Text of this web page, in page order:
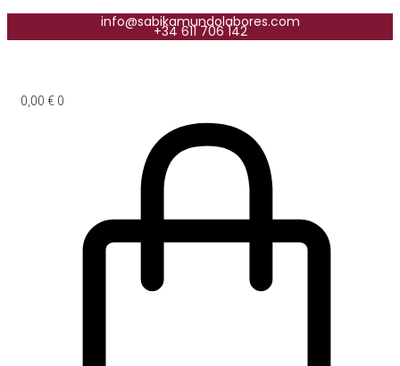
info@sabikamundolabores.com
+34 611 706 142
0,00 € 0